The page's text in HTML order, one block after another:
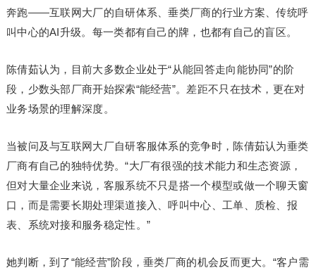
奔跑——互联网大厂的自研体系、垂类厂商的行业方案、传统呼
叫中心的AI升级。每一类都有自己的牌，也都有自己的盲区。
陈倩茹认为，目前大多数企业处于“从能回答走向能协同”的阶
段，少数头部厂商开始探索“能经营”。差距不只在技术，更在对
业务场景的理解深度。
当被问及与互联网大厂自研客服体系的竞争时，陈倩茹认为垂类
厂商有自己的独特优势。“大厂有很强的技术能力和生态资源，
但对大量企业来说，客服系统不只是搭一个模型或做一个聊天窗
口，而是需要长期处理渠道接入、呼叫中心、工单、质检、报
表、系统对接和服务稳定性。”
她判断，到了“能经营”阶段，垂类厂商的机会反而更大。“客户需